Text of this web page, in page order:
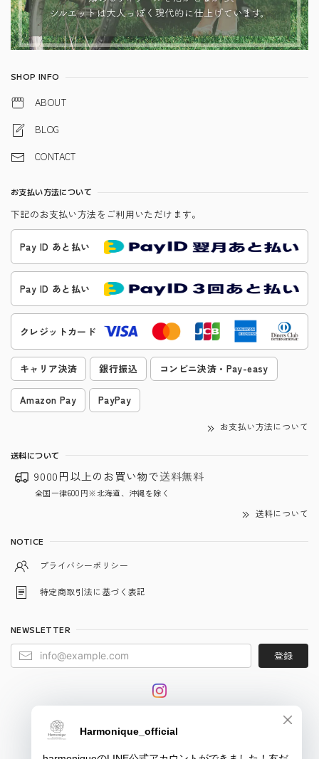
SHOP INFO
ABOUT
BLOG
CONTACT
お支払い方法について
下記のお支払い方法をご利用いただけます。
Pay ID あと払い
Pay ID あと払い
クレジットカード
キャリア決済 銀行振込 コンビニ決済・Pay-easy
Amazon Pay PayPay
お支払い方法について
送料について
9000円以上のお買い物で送料無料
全国一律600円※北海道、沖縄を除く
送料について
NOTICE
プライバシーポリシー
特定商取引法に基づく表記
NEWSLETTER
登録
© harmonique